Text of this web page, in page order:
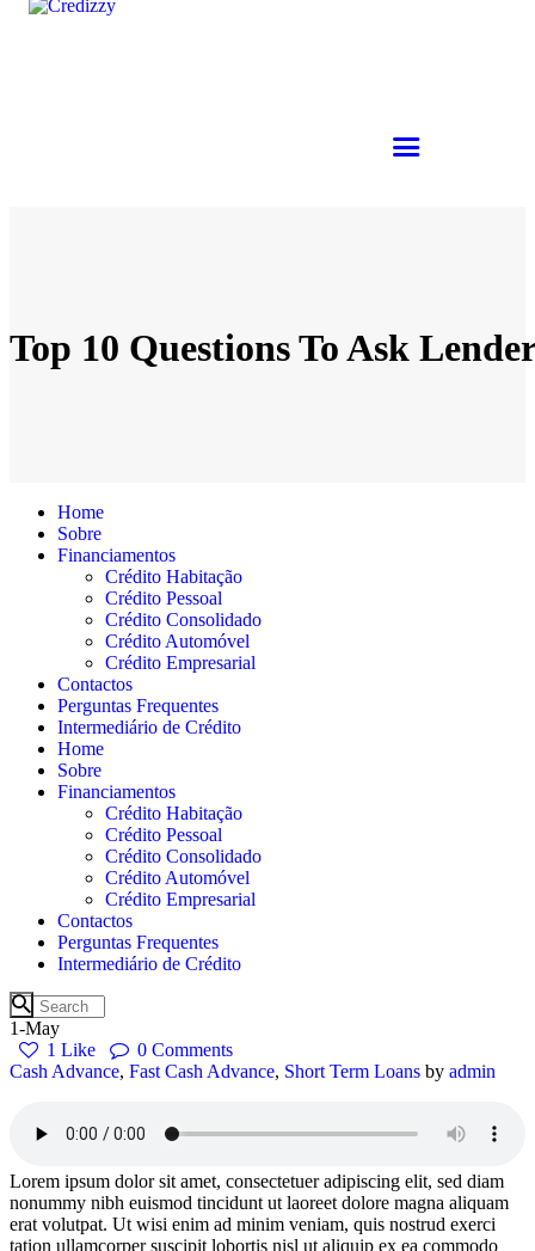
Top 10 Questions To Ask
Home
Sobre
Financiamentos
Crédito Habitação
Crédito Pessoal
Crédito Consolidado
Crédito Automóvel
Crédito Empresarial
Contactos
Perguntas Frequentes
Intermediário de Crédito
Home
Sobre
Financiamentos
Crédito Habitação
Crédito Pessoal
Crédito Consolidado
Crédito Automóvel
Crédito Empresarial
Contactos
Perguntas Frequentes
Intermediário de Crédito
1-May
1 Like 0 Comments
Cash Advance, Fast Cash Advance, Short Term Loans by admin
Lorem ipsum dolor sit amet, consectetuer adipiscing elit, sed diam
nonummy nibh euismod tincidunt ut laoreet dolore magna aliquam
erat volutpat. Ut wisi enim ad minim veniam, quis nostrud exerci
tation ullamcorper suscipit lobortis nisl ut aliquip ex ea commodo